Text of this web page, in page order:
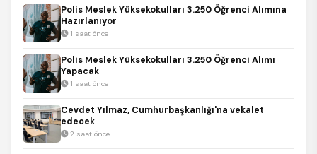
Polis Meslek Yüksekokulları 3.250 Öğrenci Alımına
Hazırlanıyor
1 saat önce
Polis Meslek Yüksekokulları 3.250 Öğrenci Alımı
Yapacak
1 saat önce
Cevdet Yılmaz, Cumhurbaşkanlığı'na vekalet
edecek
2 saat önce